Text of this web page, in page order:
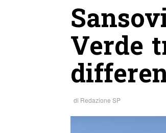
Verde
di Redazione SP